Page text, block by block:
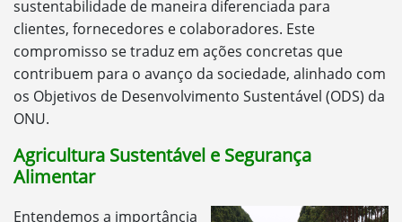
sustentabilidade de maneira diferenciada para
clientes, fornecedores e colaboradores. Este
compromisso se traduz em ações concretas que
contribuem para o avanço da sociedade, alinhado com
os Objetivos de Desenvolvimento Sustentável (ODS) da
ONU.
Agricultura Sustentável e Segurança
Alimentar
Entendemos a importância